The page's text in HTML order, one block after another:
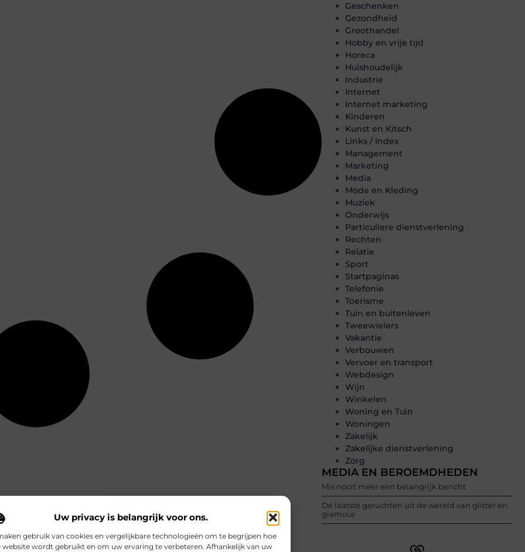
Uw privacy is belangrijk voor ons.
gebruik van cookies en vergelijkbare technologieën om te begrijpen hoe
website wordt gebruikt en om uw ervaring te verbeteren. Afhankelijk van uw
Geschenken
Gezondheid
Groothandel
Hobby en vrije tijd
Horeca
Huishoudelijk
Industrie
Internet
Internet marketing
Kinderen
Kunst en Kitsch
Links / Index
Management
Marketing
Media
Mode en Kleding
Muziek
Onderwijs
Particuliere dienstverlening
Rechten
Relatie
Sport
Startpaginas
Telefonie
Toerisme
Tuin en buitenleven
Tweewielers
Vakantie
Verbouwen
Vervoer en transport
Webdesign
Wijn
Winkelen
Woning en Tuin
Woningen
Zakelijk
Zakelijke dienstverlening
Zorg
MEDIA EN BEROEMDHEDEN
Mis nooit meer een belangrijk bericht
De laatste geruchten uit de wereld van glitter en
glamour